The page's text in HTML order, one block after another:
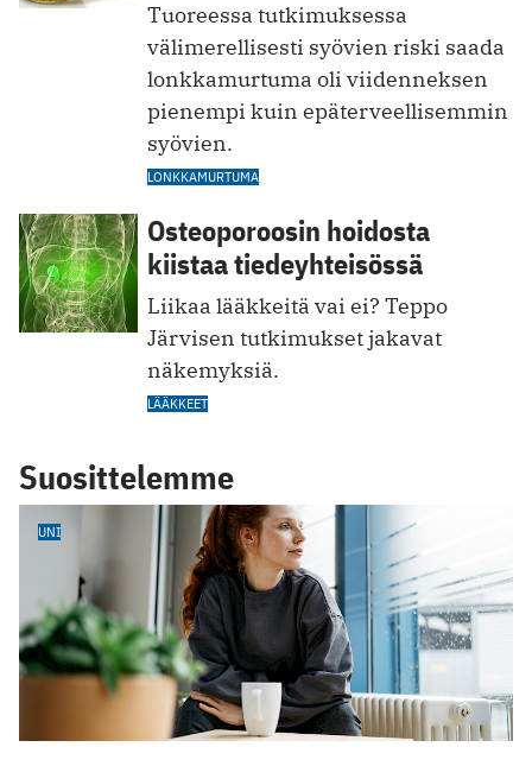
Tuoreessa tutkimuksessa
välimerellisesti syövien riski saada
lonkkamurtuma oli viidenneksen
pienempi kuin epäterveellisemmin
syövien.
LONKKAMURTUMA
Osteoporoosin hoidosta
kiistaa tiedeyhteisössä
Liikaa lääkkeitä vai ei? Teppo
Järvisen tutkimukset jakavat
näkemyksiä.
LÄÄKKEET
Suosittelemme
UNI